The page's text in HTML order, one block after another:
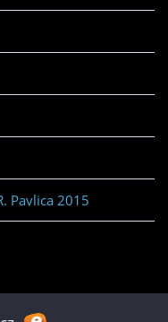
Pavlica 2015